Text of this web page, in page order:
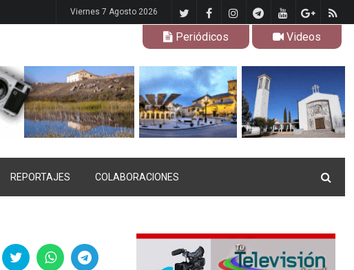
Viernes 7 Agosto 2026
Periódicos Videos
REPORTAJES COLABORACIONES